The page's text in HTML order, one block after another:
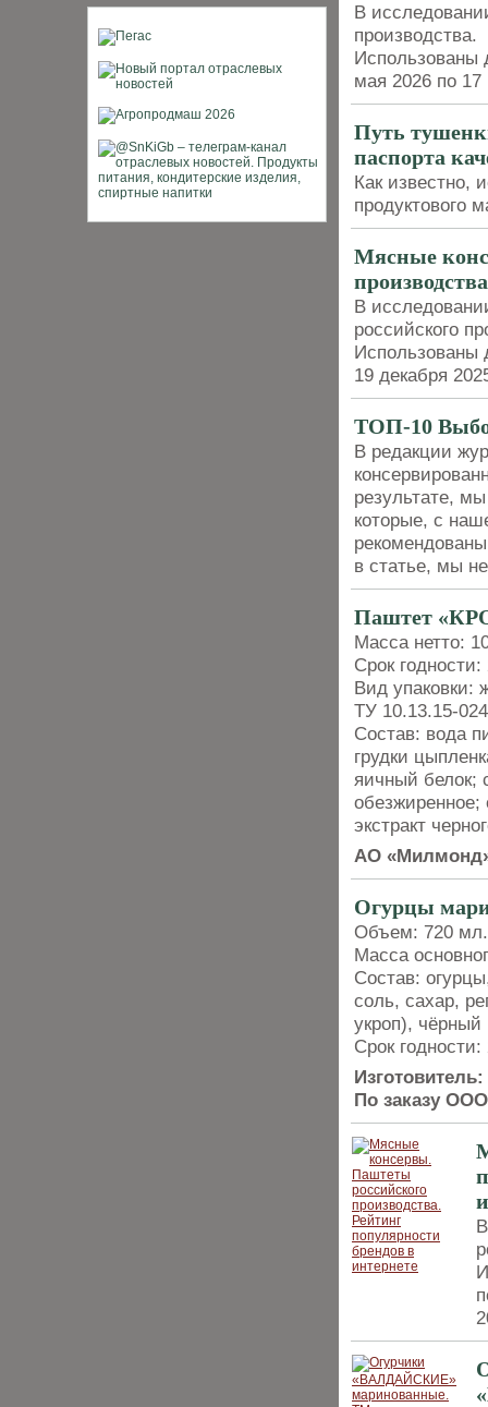
В
производства.
Использованы
мая 2026 по
Путь
паспорта
Как известно,
продуктового
Мясные
В
российского
Использованы
19 декабря
ТОП-10
В редакции
результате,
которые, с
в статье, мы
Паштет
Масса нетто:
Срок годности:
Вид упаковки:
ТУ 10.13.15-
Состав: вода
грудки
яичный белок;
обезжиренное;
экстракт
AО
Огурцы
Объем: 720 мл.
Масса
Состав:
соль, сахар,
укроп),
Срок годности:
По заказу